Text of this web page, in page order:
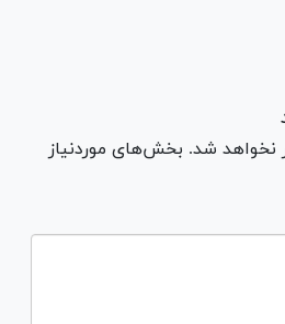
نخواهد شد. بخش‌های موردنیاز